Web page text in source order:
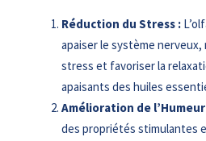
Réduction du Stress :
apaiser le système nerveux,
stress et favoriser la
apaisants des huiles
Amélioration de
des propriétés stimulantes